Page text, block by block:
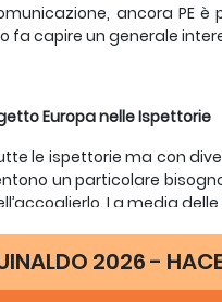
ancora PE
fa capire un generale
Europa nelle Ispettorie
le ispettorie ma con
un particolare
La media
(4,5) -dove ci sono
(4)
(4)
2026 -